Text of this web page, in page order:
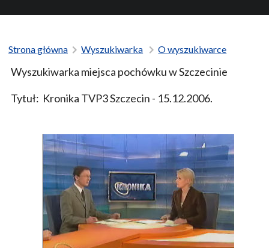
DO
Strona główna Wyszukiwarka O wyszukiwarce
Wyszukiwarka miejsca pochówku w Szczecinie
Tytuł: Kronika TVP3 Szczecin - 15.12.2006.